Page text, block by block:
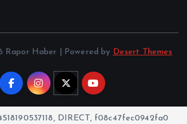
Rapor Haber | Powered by Desert Themes
DIRECT, f08c47fec0942fa0